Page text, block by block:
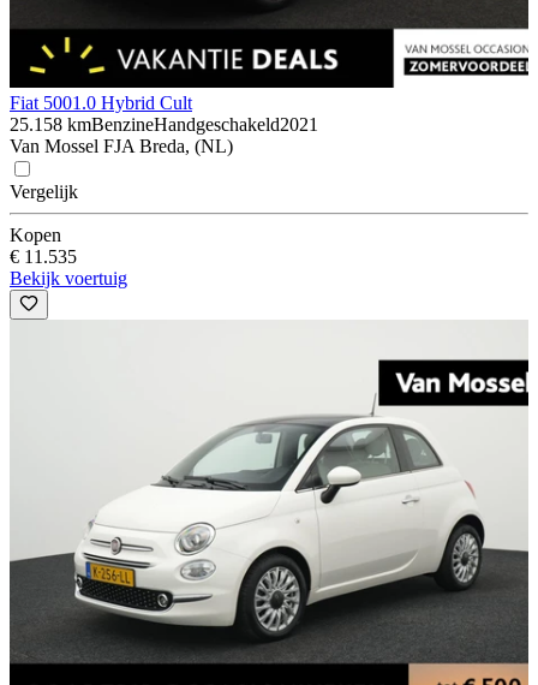
Fiat 5001.0 Hybrid Cult
25.158 kmBenzineHandgeschakeld2021
Van Mossel FJA Breda, (NL)
Vergelijk
Kopen
€ 11.535
Bekijk voertuig